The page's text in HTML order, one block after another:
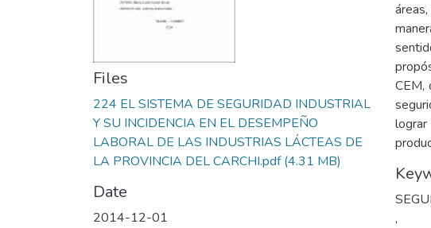
Files
224 EL SISTEMA DE SEGURIDAD INDUSTRIAL
Y SU INCIDENCIA EN EL DESEMPEÑO
LABORAL DE LAS INDUSTRIAS LÁCTEAS DE
LA PROVINCIA DEL CARCHI.pdf(4.31 MB)
Date
2014-12-01
CEM,
,